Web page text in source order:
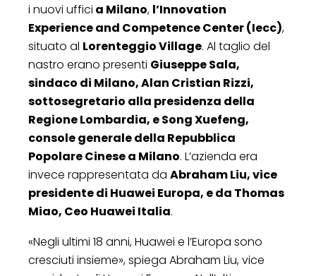
i nuovi uffici a Milano, l’Innovation
Experience and Competence Center (Iecc),
situato al Lorenteggio Village. Al taglio del
nastro erano presenti Giuseppe Sala,
sindaco di Milano, Alan Cristian Rizzi,
sottosegretario alla presidenza della
Regione Lombardia, e Song Xuefeng,
console generale della Repubblica
Popolare Cinese a Milano. L’azienda era
invece rappresentata da Abraham Liu, vice
presidente di Huawei Europa, e da Thomas
Miao, Ceo Huawei Italia.
«Negli ultimi 18 anni, Huawei e l’Europa sono
cresciuti insieme», spiega Abraham Liu, vice